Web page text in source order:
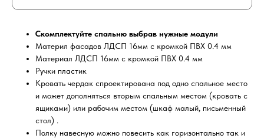
Скомплектуйте спальню выбрав нужные модули
Материл фасадов ЛДСП 16мм с кромкой ПВХ 0.4 мм
Материал ЛДСП 16мм с кромкой ПВХ 0.4 мм
Ручки пластик
Кровать чердак спроектирована под одно спальное место
и может дополняться вторым спальным местом (кровать с
ящиками) или рабочим местом (шкаф малый, письменный
стол) .
Полку навесную можно повесить как горизонтально так и